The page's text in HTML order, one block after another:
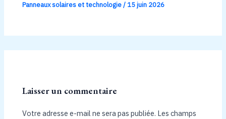
Panneaux solaires et technologie/ 15 juin 2026
Laisser un commentaire
Votre adresse e-mail ne sera pas publiée. Les champs